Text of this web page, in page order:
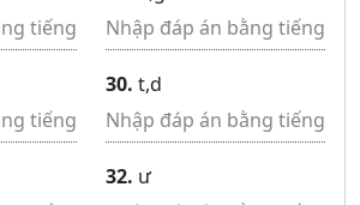
30. t,d
32. ư